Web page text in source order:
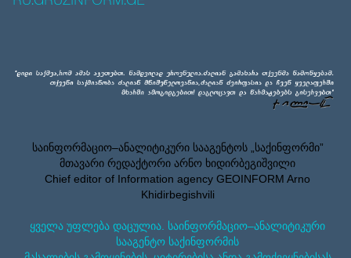
საინფორმაციო–ანალიტიკური სააგენტოს „საქინფორმი”
მთავარი რედაქტორი არნო ხიდირბეგიშვილი
Chief editor of Information agency GEOINFORM Arno
Khidirbegishvili
ყველა უფლება დაცულია. საინფორმაციო–ანალიტიკური
სააგენტო საქინფორმის